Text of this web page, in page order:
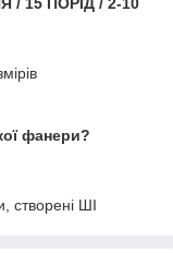
фанери?
створені ШІ